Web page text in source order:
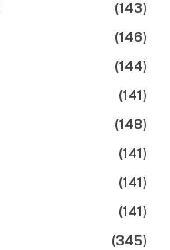
(143)
(146)
(144)
(141)
(148)
(141)
(141)
(141)
(345)